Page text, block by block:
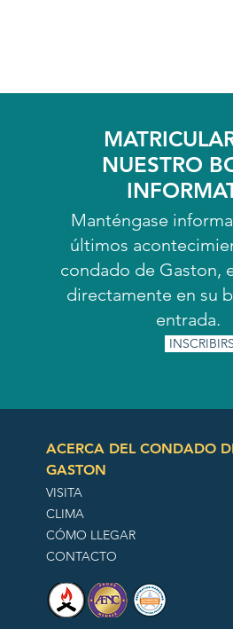
NUESTRO
Manténgase
últimos
condado de Gaston,
directamente en su
entrada.
ACERCA DEL CONDADO
GASTON
VISITA
CLIMA
CÓMO LLEGAR
CONTACTO